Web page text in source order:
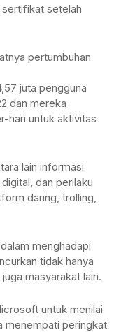
setelah
pertumbuhan
juta pengguna
dan mereka
hari untuk aktivitas
lain informasi
dan perilaku
daring, trolling,
menghadapi
tidak hanya
masyarakat lain.
untuk menilai
menempati peringkat